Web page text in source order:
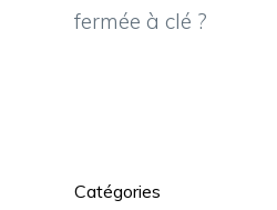
fermée à clé ?
Catégories